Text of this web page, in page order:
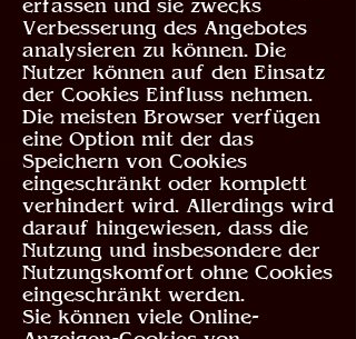
erfassen und sie zwecks
Verbesserung des Angebotes
analysieren zu können. Die
Nutzer können auf den Einsatz
der Cookies Einfluss nehmen.
Die meisten Browser verfügen
eine Option mit der das
Speichern von Cookies
eingeschränkt oder komplett
verhindert wird. Allerdings wird
darauf hingewiesen, dass die
Nutzung und insbesondere der
Nutzungskomfort ohne Cookies
eingeschränkt werden.
Sie können viele Online-